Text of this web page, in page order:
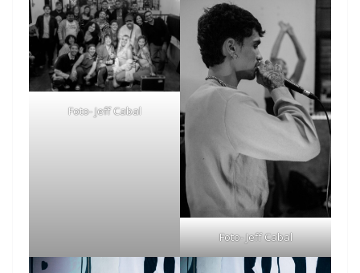
Foto- Jeff Cabal
Foto- Jeff Cabal